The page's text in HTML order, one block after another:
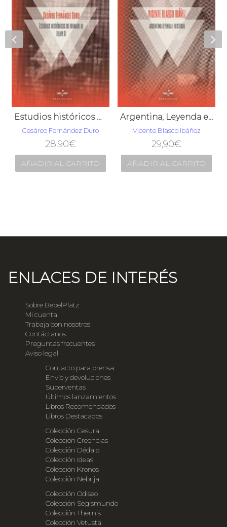
Estudios históricos del reinado de Felipe II
Cesáreo Fernández Duro
28,90€
AÑADIR AL CARRITO
Argentina, Leyenda e Historia
Vicente Blasco Ibáñez
29,90€
AÑADIR AL CARRITO
ENLACES DE INTERÉS
Sobre BebelPlatz
Mi cuenta
Trabaja con nosotros
Contáctanos
Preguntas frecuentes
Aviso legal
Contacto para prensa
Envío y devoluciones
Superventas
Últimos lanzamientos
Libros Recomendados
Libros Destacados
Colección Cesura
Colección Creencias
Colección Dédalo
Colección Ideas
Colección Kronos
Colección Nebrija
Colección Odiseo
Colección Segismundo
Colección Themis
Colección Vetusta